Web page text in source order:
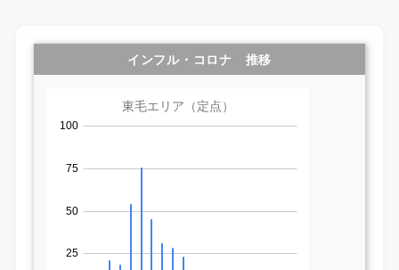
インフル・コロナ 推移